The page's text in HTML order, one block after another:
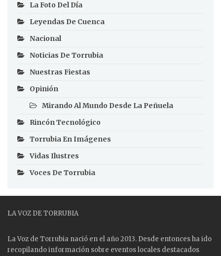
La Foto Del Día
Leyendas De Cuenca
Nacional
Noticias De Torrubia
Nuestras Fiestas
Opinión
Mirando Al Mundo Desde La Peñuela
Rincón Tecnológico
Torrubia En Imágenes
Vidas Ilustres
Voces De Torrubia
LA VOZ DE TORRUBIA
La Voz de Torrubia nació en el año 2013. Desde entonces ha ido
recopilando información sobre eventos locales destacados